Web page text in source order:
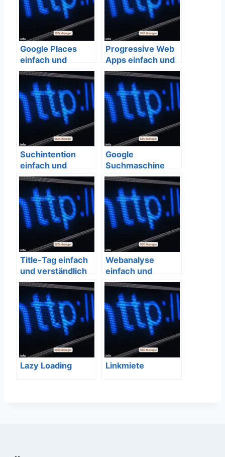
Google Places
einfach und
verständlich
erklärt – SEO
Bedeutung
Progressive Web
Apps einfach und
verständlich
erklärt – SEO
Bedeutung
Suchintention
einfach und
verständlich
erklärt – SEO
Bedeutung
Google
Suchmaschine
einfach und
verständlich
erklärt – SEO
Bedeutung
Title-Tag einfach
und verständlich
erklärt – SEO
Bedeutung
Webanalyse
einfach und
verständlich
erklärt – SEO
Bedeutung
Lazy Loading Linkmiete